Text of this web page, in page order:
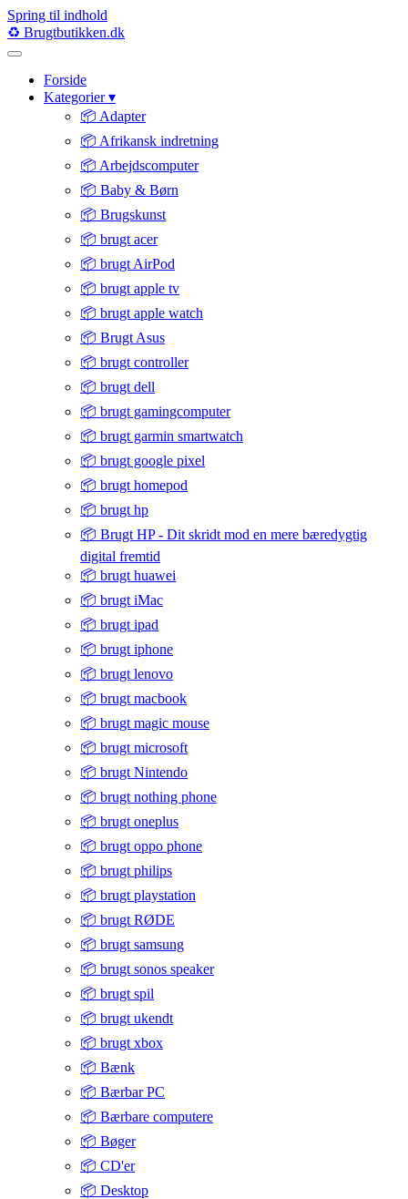
Spring til indhold
♻️ Brugtbutikken.dk
Forside
Kategorier▾
📦 Adapter
📦 Afrikansk indretning
📦 Arbejdscomputer
📦 Baby & Børn
📦 Brugskunst
📦 brugt acer
📦 brugt AirPod
📦 brugt apple tv
📦 brugt apple watch
📦 Brugt Asus
📦 brugt controller
📦 brugt dell
📦 brugt gamingcomputer
📦 brugt garmin smartwatch
📦 brugt google pixel
📦 brugt homepod
📦 brugt hp
📦 Brugt HP - Dit skridt mod en mere bæredygtig
digital fremtid
📦 brugt huawei
📦 brugt iMac
📦 brugt ipad
📦 brugt iphone
📦 brugt lenovo
📦 brugt macbook
📦 brugt magic mouse
📦 brugt microsoft
📦 brugt Nintendo
📦 brugt nothing phone
📦 brugt oneplus
📦 brugt oppo phone
📦 brugt philips
📦 brugt playstation
📦 brugt RØDE
📦 brugt samsung
📦 brugt sonos speaker
📦 brugt spil
📦 brugt ukendt
📦 brugt xbox
📦 Bænk
📦 Bærbar PC
📦 Bærbare computere
📦 Bøger
📦 CD'er
📦 Desktop